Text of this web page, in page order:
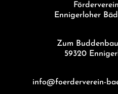
Förderverein
Ennigerloher
Zum
59320
info@foerderverein-